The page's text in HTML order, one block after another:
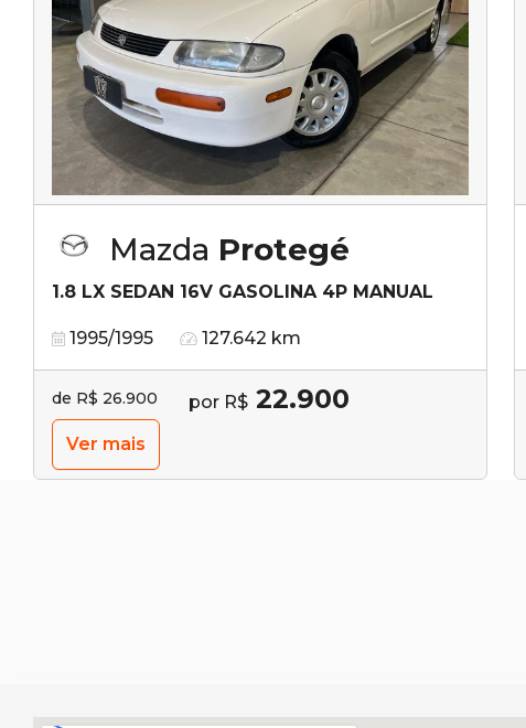
Mazda Protegé
1.8 LX SEDAN 16V GASOLINA 4P MANUAL
1995/1995 127.642 km
de R$ 26.900 por R$ 22.900
Ver mais